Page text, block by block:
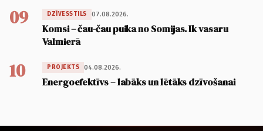
09 DZĪVESSTILS 07.08.2026.
Komsi – čau-čau puika no Somijas. Ik vasaru
Valmierā
10 PROJEKTS 04.08.2026.
Energoefektīvs – labāks un lētāks dzīvošanai